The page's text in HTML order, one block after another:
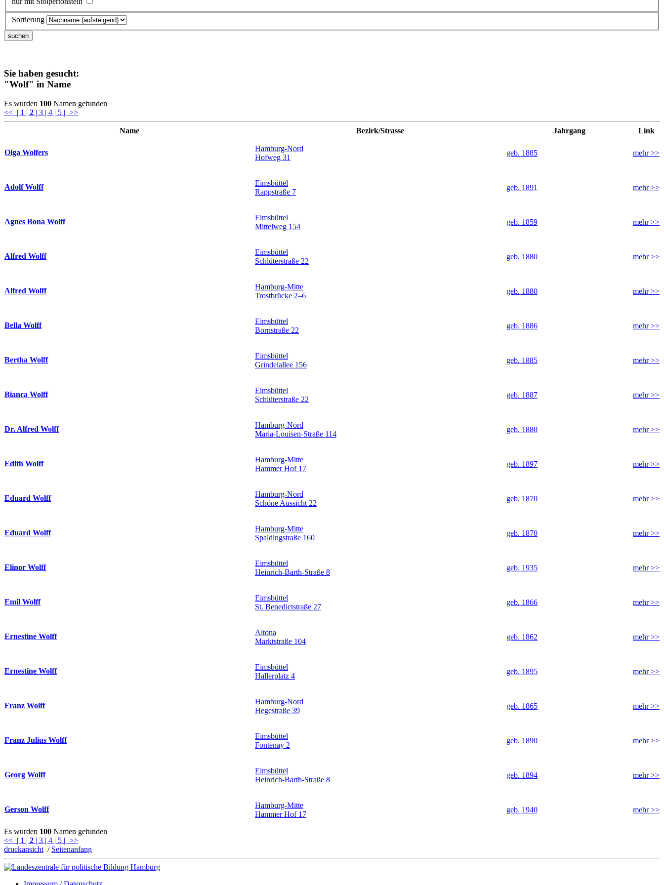
Sortierung
Sie haben gesucht:
"Wolf" in Name
Es wurden 100 Namen gefunden
<< | 1 | 2 | 3 | 4 | 5 | >>
Name Bezirk/Strasse Jahrgang Link
Olga Wolfers
Hamburg-Nord
Hofweg 31
geb. 1885 mehr >>
Adolf Wolff
Eimsbüttel
Rappstraße 7
geb. 1891 mehr >>
Agnes Bona Wolff
Eimsbüttel
Mittelweg 154
geb. 1859 mehr >>
Alfred Wolff
Eimsbüttel
Schlüterstraße 22
geb. 1880 mehr >>
Alfred Wolff
Hamburg-Mitte
Trostbrücke 2–6
geb. 1880 mehr >>
Bella Wolff
Eimsbüttel
Bornstraße 22
geb. 1886 mehr >>
Bertha Wolff
Eimsbüttel
Grindelallee 156
geb. 1885 mehr >>
Bianca Wolff
Eimsbüttel
Schlüterstraße 22
geb. 1887 mehr >>
Dr. Alfred Wolff
Hamburg-Nord
Maria-Louisen-Straße 114
geb. 1880 mehr >>
Edith Wolff
Hamburg-Mitte
Hammer Hof 17
geb. 1897 mehr >>
Eduard Wolff
Hamburg-Nord
Schöne Aussicht 22
geb. 1870 mehr >>
Eduard Wolff
Hamburg-Mitte
Spaldingstraße 160
geb. 1870 mehr >>
Elinor Wolff
Eimsbüttel
Heinrich-Barth-Straße 8
geb. 1935 mehr >>
Emil Wolff
Eimsbüttel
St. Benedictstraße 27
geb. 1866 mehr >>
Ernestine Wolff
Altona
Marktstraße 104
geb. 1862 mehr >>
Ernestine Wolff
Eimsbüttel
Hallerplatz 4
geb. 1895 mehr >>
Franz Wolff
Hamburg-Nord
Hegestraße 39
geb. 1865 mehr >>
Franz Julius Wolff
Eimsbüttel
Fontenay 2
geb. 1890 mehr >>
Georg Wolff
Eimsbüttel
Heinrich-Barth-Straße 8
geb. 1894 mehr >>
Gerson Wolff
Hamburg-Mitte
Hammer Hof 17
geb. 1940 mehr >>
Es wurden 100 Namen gefunden
<< | 1 | 2 | 3 | 4 | 5 | >>
druckansicht / Seitenanfang